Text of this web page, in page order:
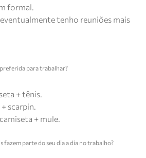
formal.
eventualmente tenho reuniões mais
para trabalhar?
+ tênis.
+ scarpin.
+ mule.
fazem parte do seu dia a dia no trabalho?